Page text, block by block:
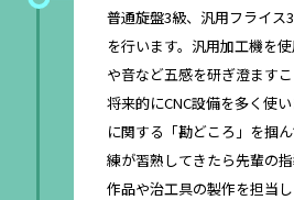
普通旋盤3級、汎用フライス
を行います。汎用加工機を
や音など五感を研ぎ澄ますこ
将来的にCNC設備を多く使
に関する「勘どころ」を掴
練が習熟してきたら先輩の
作品や治工具の製作を担当し